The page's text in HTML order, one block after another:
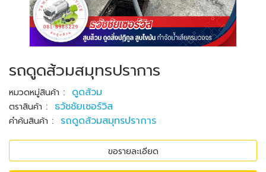
รถดูดส้วมสมุทรปราการ
หมวดหมู่สินค้า : ดูดส้วม
ตราสินค้า : ธวัชชัยเซอร์วิส
คำค้นสินค้า : รถดูดส้วมสมุทรปราการ
ขอรายละเอียด